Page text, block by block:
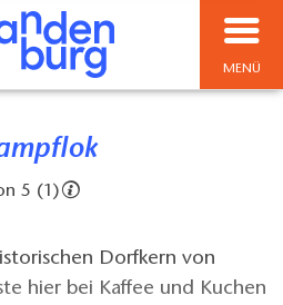
MENÜ
5 (1)
Dorfkern von
hier bei Kaffee und Kuchen